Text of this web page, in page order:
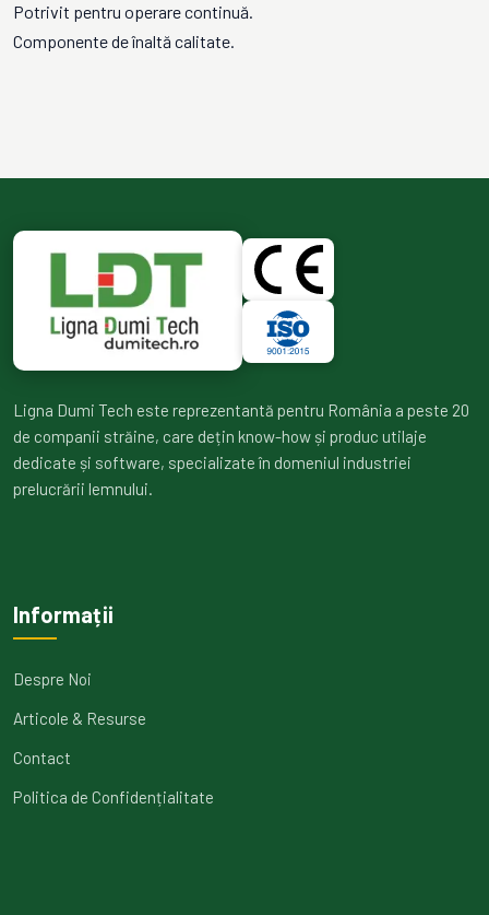
Potrivit pentru operare continuă.
Componente de înaltă calitate.
Ligna Dumi Tech este reprezentantă pentru România a peste 20
de companii străine, care dețin know-how și produc utilaje
dedicate și software, specializate în domeniul industriei
prelucrării lemnului.
Informații
Despre Noi
Articole & Resurse
Contact
Politica de Confidențialitate